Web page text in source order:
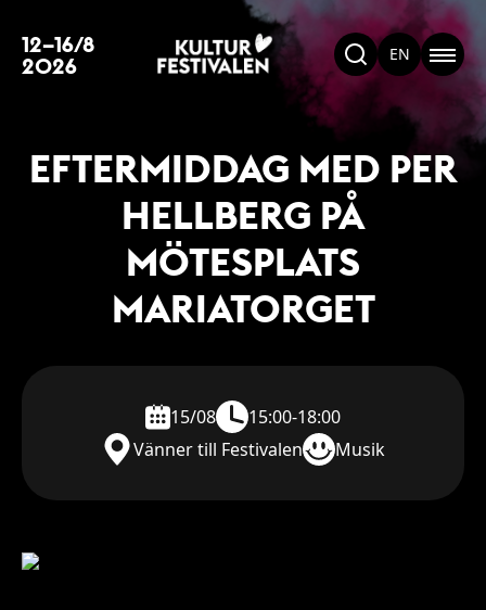
12–16/8
2026 EN
EFTERMIDDAG MED PER
HELLBERG PÅ
MÖTESPLATS
MARIATORGET
15/08
15:00-18:00
Vänner till Festivalen
Musik